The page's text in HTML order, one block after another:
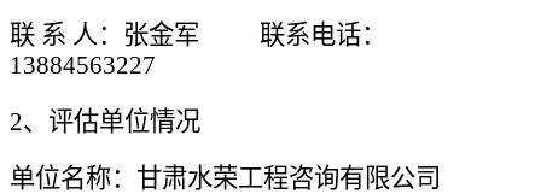
联 系 人：张金军
联系电话：
13884563227
2、评估单位情况
单位名称：甘肃水荣工程咨询有限公司